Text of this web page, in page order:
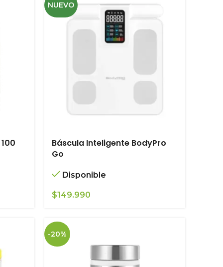
NUEVO
Báscula Inteligente BodyPro
Go
Disponible
$149.990
-20%